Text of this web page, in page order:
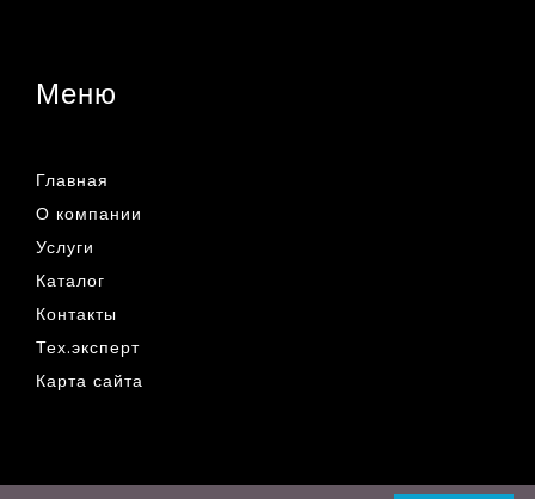
Меню
Главная
О компании
Услуги
Каталог
Контакты
Тех.эксперт
Карта сайта